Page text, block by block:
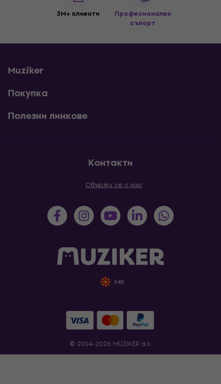
3M+ клиенти
Професионален
съпорт
Muziker
Покупка
Полезни линкове
Контакти
Свържи се с нас
MK
© 2004-2026 MUZIKER a.s.